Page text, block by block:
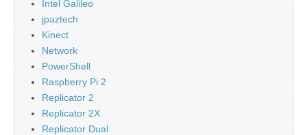
Intel Galileo
jpaztech
Kinect
Network
PowerShell
Raspberry Pi 2
Replicator 2
Replicator 2X
Replicator Dual